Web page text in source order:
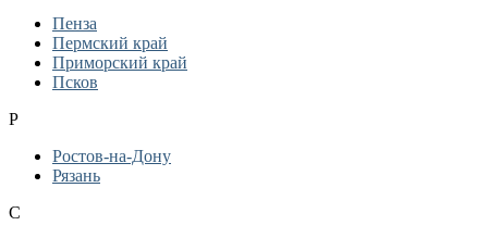
Пенза
Пермский край
Приморский край
Псков
Р
Ростов-на-Дону
Рязань
С